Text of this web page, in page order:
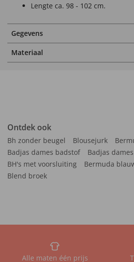
Lengte ca. 98 - 102 cm.
Gegevens
Materiaal
Ontdek ook
Bh zonder beugel Blousejurk
Badjas dames badstof
Badjas
BH's met voorsluiting
Bermuda
Blend broek
Alle maten één prijs